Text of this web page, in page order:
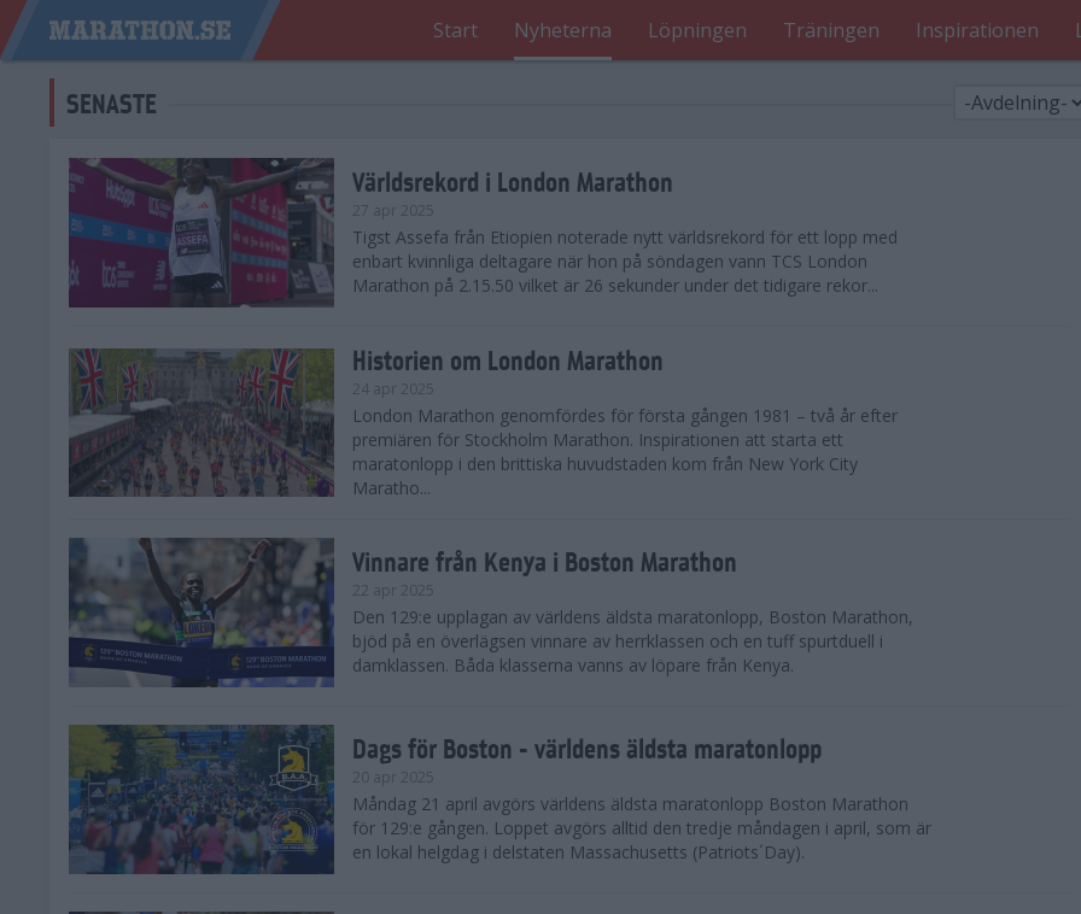
Start Nyheterna Löpningen Träningen Inspirationen
SENASTE
Världsrekord i London Marathon
27 apr 2025
Tigst Assefa från Etiopien noterade nytt världsrekord för ett lopp med
enbart kvinnliga deltagare när hon på söndagen vann TCS London
Marathon på 2.15.50 vilket är 26 sekunder under det tidigare rekor...
Historien om London Marathon
24 apr 2025
London Marathon genomfördes för första gången 1981 – två år efter
premiären för Stockholm Marathon. Inspirationen att starta ett
maratonlopp i den brittiska huvudstaden kom från New York City
Maratho...
Vinnare från Kenya i Boston Marathon
22 apr 2025
Den 129:e upplagan av världens äldsta maratonlopp, Boston Marathon,
bjöd på en överlägsen vinnare av herrklassen och en tuff spurtduell i
damklassen. Båda klasserna vanns av löpare från Kenya.
Dags för Boston - världens äldsta maratonlopp
20 apr 2025
Måndag 21 april avgörs världens äldsta maratonlopp Boston Marathon
för 129:e gången. Loppet avgörs alltid den tredje måndagen i april, som är
en lokal helgdag i delstaten Massachusetts (Patriots´Day).